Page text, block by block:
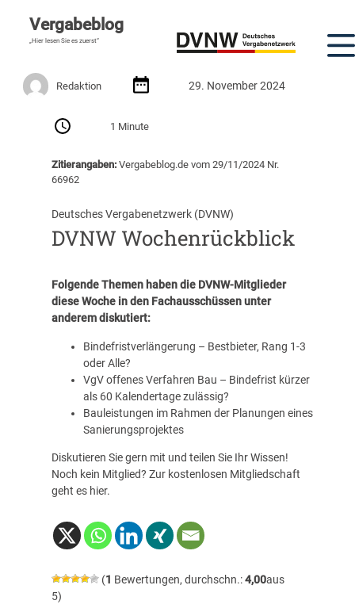
Vergabeblog
„Hier lesen Sie es zuerst“
Redaktion 29. November 2024
1 Minute
Zitierangaben:Vergabeblog.de vom 29/11/2024 Nr.
66962
Deutsches Vergabenetzwerk (DVNW)
DVNW Wochenrückblick
Folgende Themen haben die DVNW-Mitglieder
diese Woche in den Fachausschüssen unter
anderem diskutiert:
Bindefristverlängerung – Bestbieter, Rang 1-3
oder Alle?
VgV offenes Verfahren Bau – Bindefrist kürzer
als 60 Kalendertage zulässig?
Bauleistungen im Rahmen der Planungen eines
Sanierungsprojektes
Diskutieren Sie gern mit und teilen Sie Ihr Wissen!
Noch kein Mitglied? Zur kostenlosen Mitgliedschaft
geht es hier.
(1 Bewertungen, durchschn.:4,00aus
5)